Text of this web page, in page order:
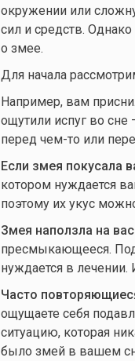
окружении или
сил и средств.
о змее.
Для начала
Например, вам
ощутили испуг во сне
перед чем-то или
Если змея покусала
котором нуждается
поэтому их укус
Змея наползла на вас
пресмыкающееся.
нуждается в лечении.
Часто
ощущаете себя
ситуацию, которая
было змей в вашем